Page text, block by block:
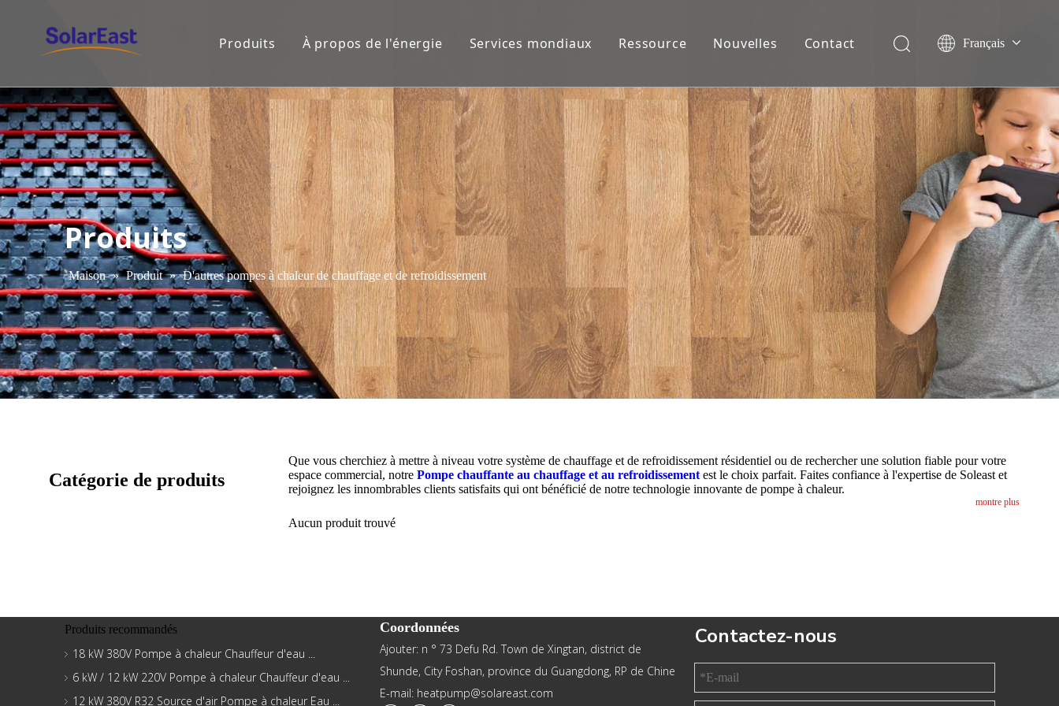
Produits À propos de l'énergie Services mondiaux Ressource Nouvelles Contact Français
Español
Deutsch
Italiano
Nederlands
Produits
Maison » Produit » D'autres pompes à chaleur de chauffage et de refroidissement
Catégorie de produits
Que vous cherchiez à mettre à niveau votre système de chauffage et de refroidissement résidentiel ou de rechercher une solution fiable pour votre
espace commercial, notre Pompe chauffante au chauffage et au refroidissement est le choix parfait. Faites confiance à l'expertise de Soleast et
rejoignez les innombrables clients satisfaits qui ont bénéficié de notre technologie innovante de pompe à chaleur.
montre plus
Aucun produit trouvé
Produits recommandés
18 kW 380V Pompe à chaleur Chauffeur d'eau ...
6 kW / 12 kW 220V Pompe à chaleur Chauffeur d'eau ...
12 kW 380V R32 Source d'air Pompe à chaleur Eau ...
Coordonnées
Ajouter: n ° 73 Defu Rd. Town de Xingtan, district de
Shunde, City Foshan, province du Guangdong, RP de Chine
E-mail: heatpump@solareast.com
Contactez-nous